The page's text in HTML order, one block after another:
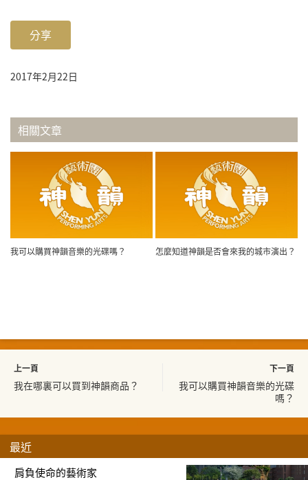
分享
2017年2月22日
相關文章
我可以購買神韻音樂的光碟嗎？ 怎麼知道神韻是否會來我的城市演出？
上一頁
我在哪裏可以買到神韻商品？
下一頁
我可以購買神韻音樂的光碟
嗎？
最近
肩負使命的藝術家